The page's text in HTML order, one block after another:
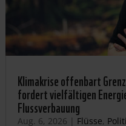
Klimakrise offenbart
fordert vielfältigen
Flussverbauung
Aug. 6, 2026 | Flüsse,